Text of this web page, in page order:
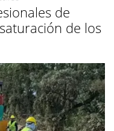
de
de los